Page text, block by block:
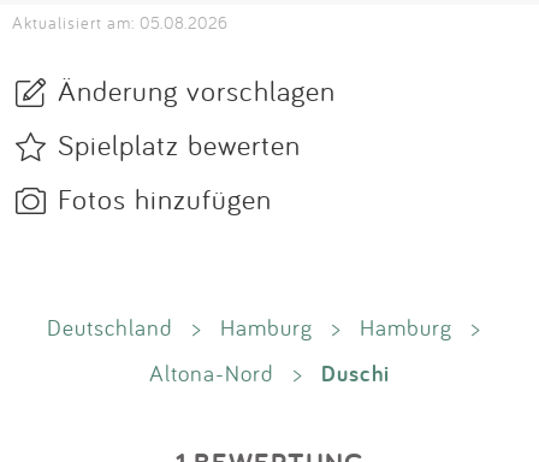
Aktualisiert am: 05.08.2026
Änderung vorschlagen
Spielplatz bewerten
Fotos hinzufügen
Deutschland > Hamburg > Hamburg
>
Altona-Nord
> Duschi